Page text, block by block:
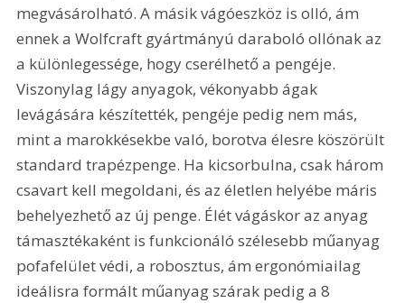
megvásárolható. A másik vágóeszköz is olló, ám
ennek a Wolfcraft gyártmányú daraboló ollónak az
a különlegessége, hogy cserélhető a pengéje.
Viszonylag lágy anyagok, vékonyabb ágak
levágására készítették, pengéje pedig nem más,
mint a marokkésekbe való, borotva élesre köszörült
standard trapézpenge. Ha kicsorbulna, csak három
csavart kell megoldani, és az életlen helyébe máris
behelyezhető az új penge. Élét vágáskor az anyag
támasztékaként is funkcionáló szélesebb műanyag
pofafelület védi, a robosztus, ám ergonómiailag
ideálisra formált műanyag szárak pedig a 8